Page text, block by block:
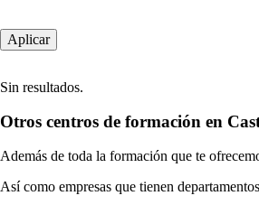
Sin resultados.
Otros centros de formación en
Además de toda la formación que te
Así como empresas que tienen